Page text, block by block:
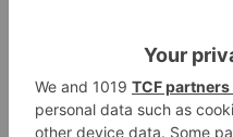
3